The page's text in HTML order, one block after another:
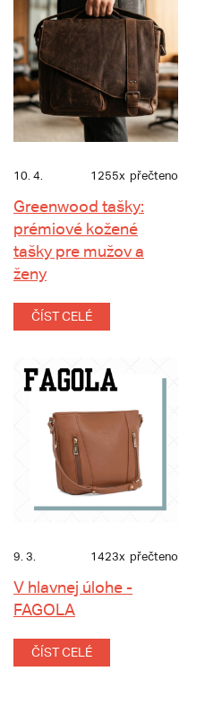
10. 4. 1255x přečteno
Greenwood tašky:
prémiové kožené
tašky pre mužov a
ženy
ČÍST CELÉ
9. 3. 1423x přečteno
V hlavnej úlohe -
FAGOLA
ČÍST CELÉ